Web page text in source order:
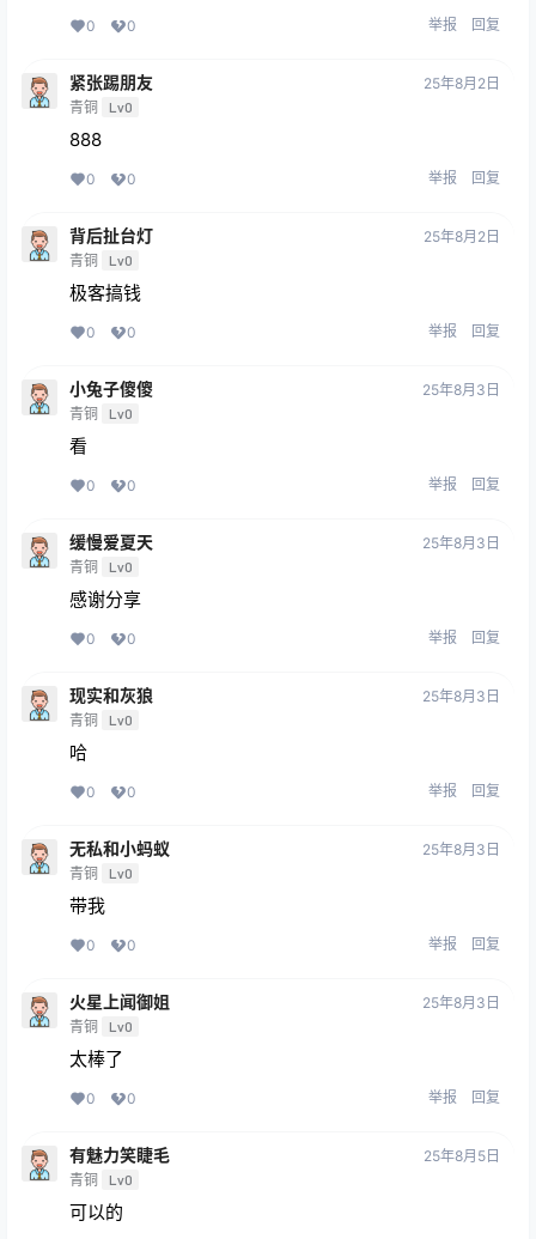
0 0 举报 回复
紧张踢朋友
青铜 Lv0
25年8月2日
888
0 0 举报 回复
背后扯台灯
青铜 Lv0
25年8月2日
极客搞钱
0 0 举报 回复
小兔子傻傻
青铜 Lv0
25年8月3日
看
0 0 举报 回复
缓慢爱夏天
青铜 Lv0
25年8月3日
感谢分享
0 0 举报 回复
现实和灰狼
青铜 Lv0
25年8月3日
哈
0 0 举报 回复
无私和小蚂蚁
青铜 Lv0
25年8月3日
带我
0 0 举报 回复
火星上闻御姐
青铜 Lv0
25年8月3日
太棒了
0 0 举报 回复
有魅力笑睫毛
青铜 Lv0
25年8月5日
可以的